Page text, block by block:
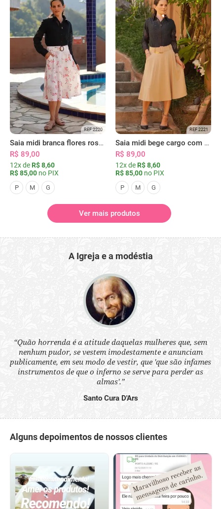
REF 2220
Saia midi branca flores rosas com bolsos
R$ 89,00
12x de R$ 8,60
R$ 85,00 no PIX
P M G
REF 2221
Saia midi bege cargo com bolsos
R$ 89,00
12x de R$ 8,60
R$ 85,00 no PIX
P M G
Ver mais produtos
A Igreja e a modéstia
“Quão horrenda é a atitude daquelas mulheres que, sem
nenhum pudor, se vestem imodestamente e anunciam
publicamente, em seu modo de vestir, que 'que são infames
instrumentos de que o inferno se serve para perder as
almas'.”
Santo Cura D'Ars
Alguns depoimentos de nossos clientes